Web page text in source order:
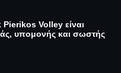
Pierikos Volley είναι
υπομονής και σωστής